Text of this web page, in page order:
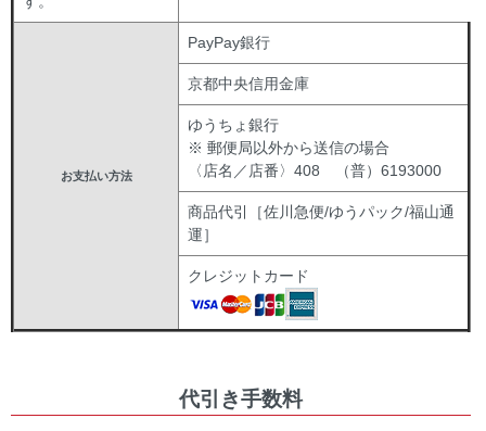
お支払い方法
PayPay銀行
京都中央信用金庫
ゆうちょ銀行
※ 郵便局以外から送信の場合
〈店名／店番〉408 （普）6193000
商品代引［佐川急便/ゆうパック/福山通
運］
クレジットカード
代引き手数料